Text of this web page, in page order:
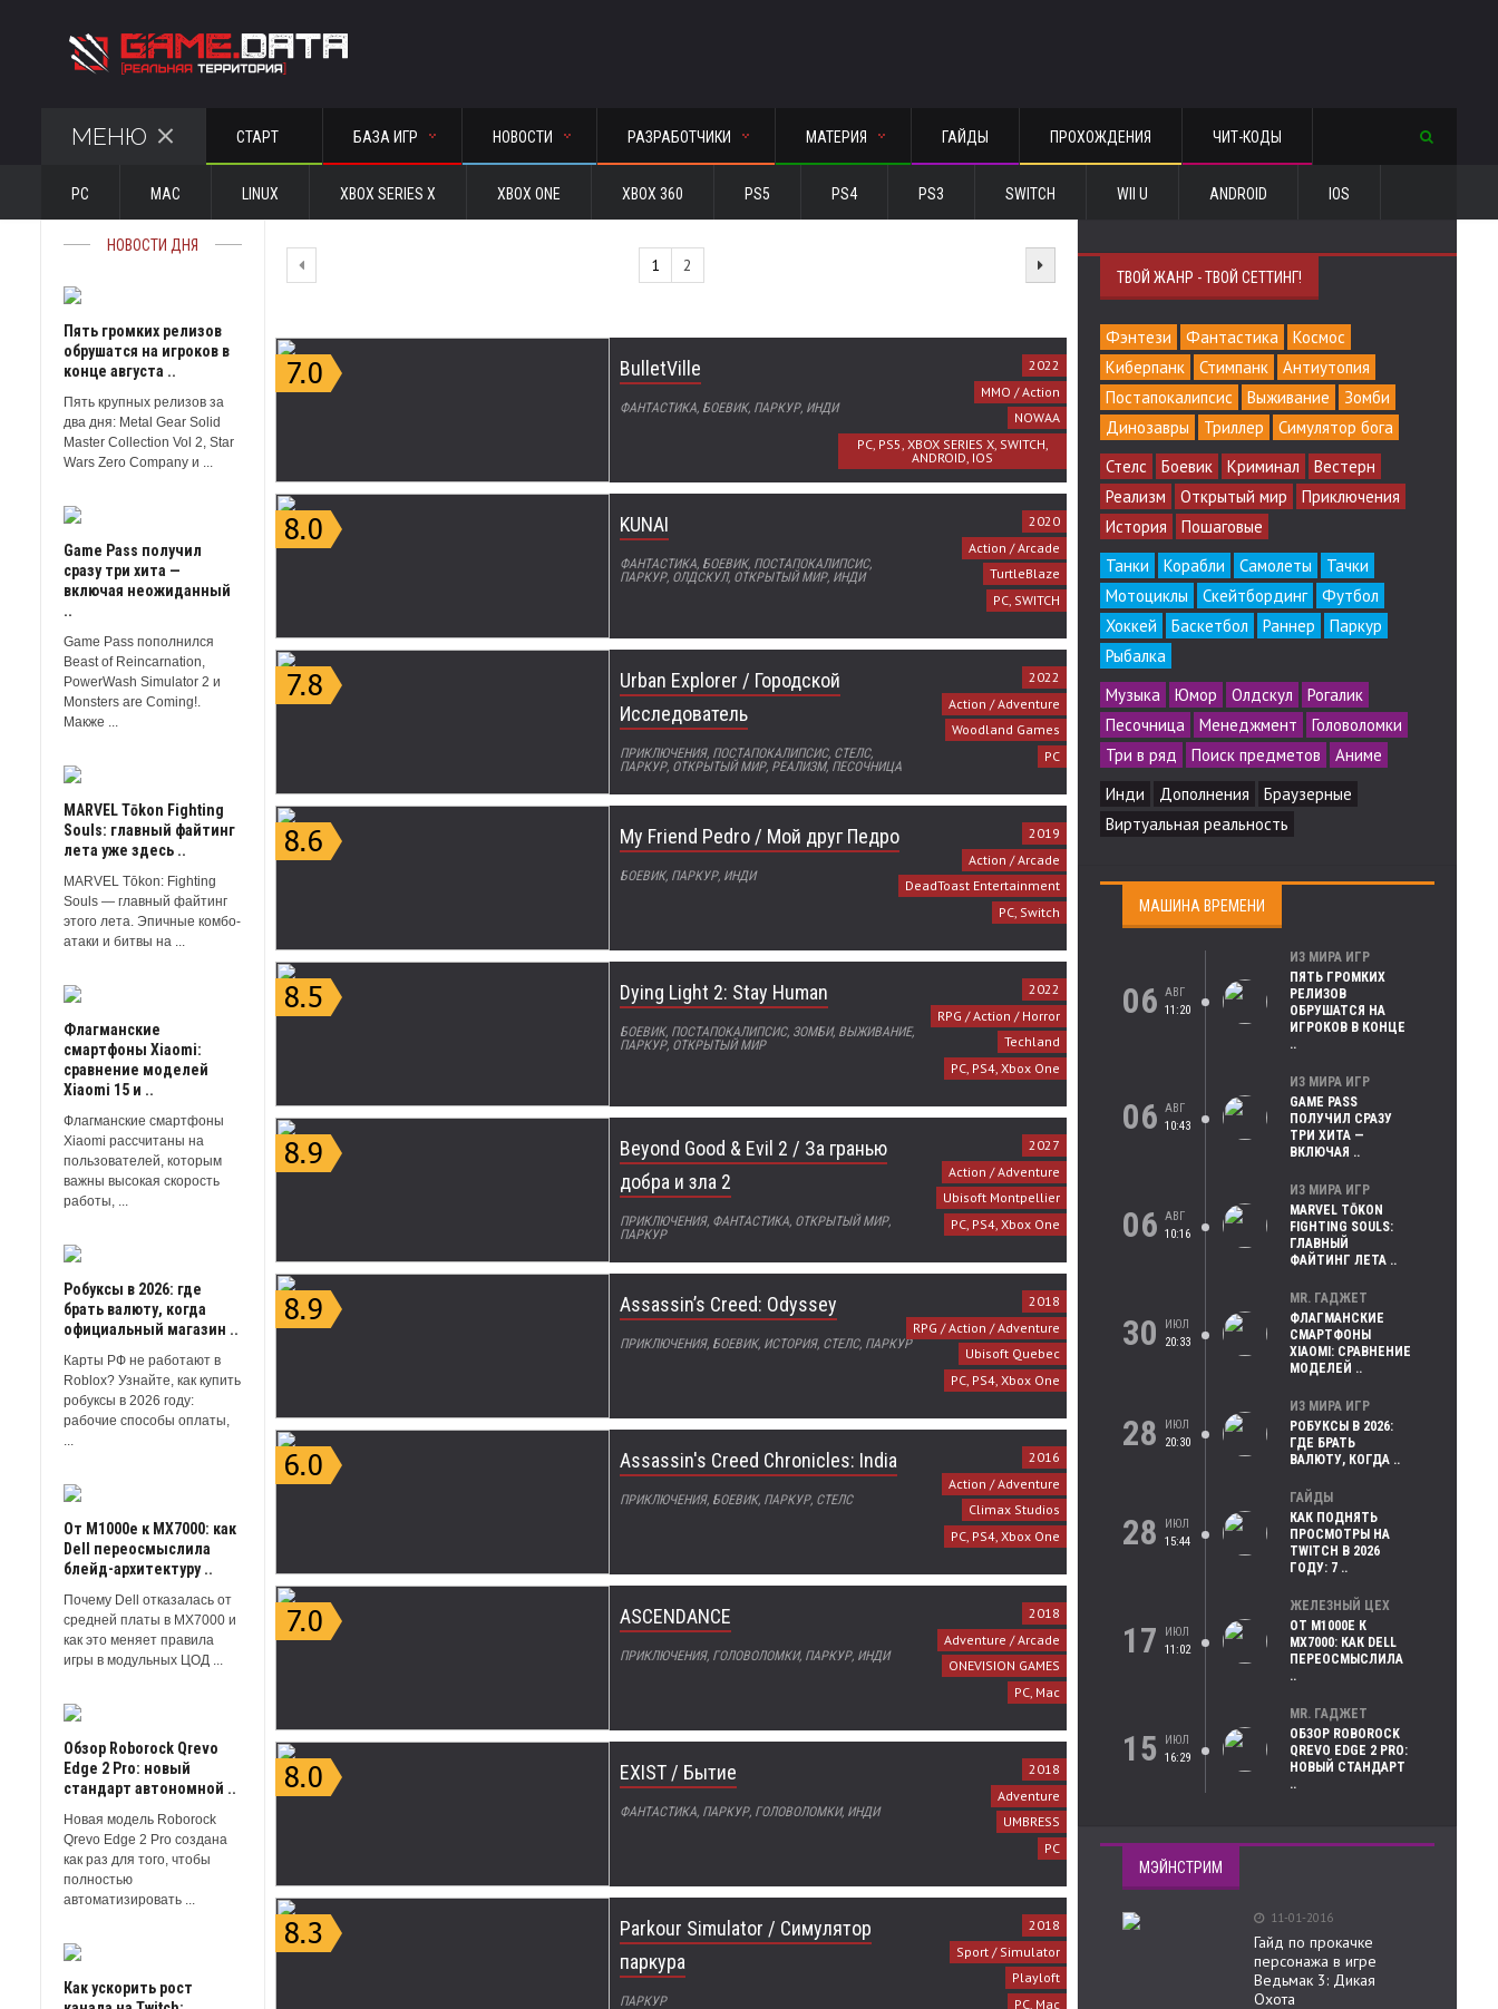
МЕНЮ СТАРТ БАЗА ИГР НОВОСТИ РАЗРАБОТЧИКИ МАТЕРИЯ ГАЙДЫ ПРОХОЖДЕНИЯ ЧИТ-КОДЫ
PC MAC LINUX XBOX SERIES X XBOX ONE XBOX 360 PS5 PS4 PS3 SWITCH WII U ANDROID IOS
НОВОСТИ ДНЯ
Пять громких релизов
обрушатся на игроков в
конце августа ..
Пять крупных релизов за
два дня: Metal Gear Solid
Master Collection Vol 2, Star
Wars Zero Company и ...
Game Pass получил
сразу три хита —
включая неожиданный
..
Game Pass пополнился
Beast of Reincarnation,
PowerWash Simulator 2 и
Monsters are Coming!.
Макже ...
MARVEL Tōkon Fighting
Souls: главный файтинг
лета уже здесь ..
MARVEL Tōkon: Fighting
Souls — главный файтинг
этого лета. Эпичные комбо-
атаки и битвы на ...
Флагманские
смартфоны Xiaomi:
сравнение моделей
Xiaomi 15 и ..
Флагманские смартфоны
Xiaomi рассчитаны на
пользователей, которым
важны высокая скорость
работы, ...
Робуксы в 2026: где
брать валюту, когда
официальный магазин ..
Карты РФ не работают в
Roblox? Узнайте, как купить
робуксы в 2026 году:
рабочие способы оплаты,
...
От M1000e к MX7000: как
Dell переосмыслила
блейд-архитектуру ..
Почему Dell отказалась от
средней платы в MX7000 и
как это меняет правила
игры в модульных ЦОД ...
Обзор Roborock Qrevo
Edge 2 Pro: новый
стандарт автономной ..
Новая модель Roborock
Qrevo Edge 2 Pro создана
как раз для того, чтобы
полностью
автоматизировать ...
Как ускорить рост
1 2
BulletVille
ФАНТАСТИКА, БОЕВИК, ПАРКУР, ИНДИ
2022
MMO / Action
NOWAA
PC, PS5, XBOX SERIES X, SWITCH,
ANDROID, IOS
KUNAI
ФАНТАСТИКА, БОЕВИК, ПОСТАПОКАЛИПСИС,
ПАРКУР, ОЛДСКУЛ, ОТКРЫТЫЙ МИР, ИНДИ
2020
Action / Arcade
TurtleBlaze
PC, SWITCH
Urban Explorer / Городской
Исследователь
ПРИКЛЮЧЕНИЯ, ПОСТАПОКАЛИПСИС, СТЕЛС,
ПАРКУР, ОТКРЫТЫЙ МИР, РЕАЛИЗМ, ПЕСОЧНИЦА
2022
Action / Adventure
Woodland Games
PC
My Friend Pedro / Мой друг Педро
БОЕВИК, ПАРКУР, ИНДИ
2019
Action / Arcade
DeadToast Entertainment
PC, Switch
Dying Light 2: Stay Human
БОЕВИК, ПОСТАПОКАЛИПСИС, ЗОМБИ, ВЫЖИВАНИЕ,
ПАРКУР, ОТКРЫТЫЙ МИР
2022
RPG / Action / Horror
Techland
PC, PS4, Xbox One
Beyond Good & Evil 2 / За гранью
добра и зла 2
ПРИКЛЮЧЕНИЯ, ФАНТАСТИКА, ОТКРЫТЫЙ МИР,
ПАРКУР
2027
Action / Adventure
Ubisoft Montpellier
PC, PS4, Xbox One
Assassin’s Creed: Odyssey
ПРИКЛЮЧЕНИЯ, БОЕВИК, ИСТОРИЯ, СТЕЛС, ПАРКУР
2018
RPG / Action / Adventure
Ubisoft Quebec
PC, PS4, Xbox One
Assassin's Creed Chronicles: India
ПРИКЛЮЧЕНИЯ, БОЕВИК, ПАРКУР, СТЕЛС
2016
Action / Adventure
Climax Studios
PC, PS4, Xbox One
ASCENDANCE
ПРИКЛЮЧЕНИЯ, ГОЛОВОЛОМКИ, ПАРКУР, ИНДИ
2018
Adventure / Arcade
ONEVISION GAMES
PC, Mac
EXIST / Бытие
ФАНТАСТИКА, ПАРКУР, ГОЛОВОЛОМКИ, ИНДИ
2018
Adventure
UMBRESS
PC
Parkour Simulator / Симулятор
паркура
ПАРКУР
2018
Sport / Simulator
Playloft
PC, Mac
ТВОЙ ЖАНР - ТВОЙ СЕТТИНГ!
Фэнтези Фантастика
Космос
Киберпанк
Стимпанк
Антиутопия
Постапокалипсис
Выживание
Зомби
Динозавры
Триллер
Симулятор бога
Стелс
Боевик Криминал
Вестерн
Реализм
Открытый мир
Приключения
История
Пошаговые
Танки
Корабли Самолеты
Тачки
Мотоциклы
Скейтбординг
Футбол
Хоккей
Баскетбол Раннер
Паркур
Рыбалка
Музыка
Юмор Олдскул
Рогалик
Песочница
Менеджмент
Головоломки
Три в ряд
Поиск предметов
Аниме
Инди
Дополнения
Браузерные
Виртуальная реальность
МАШИНА ВРЕМЕНИ
06 АВГ
11:20
ИЗ МИРА ИГР
ПЯТЬ ГРОМКИХ
РЕЛИЗОВ
ОБРУШАТСЯ НА
ИГРОКОВ В КОНЦЕ
..
06 АВГ
10:43
ИЗ МИРА ИГР
GAME PASS
ПОЛУЧИЛ СРАЗУ
ТРИ ХИТА —
ВКЛЮЧАЯ ..
06 АВГ
10:16
ИЗ МИРА ИГР
MARVEL TŌKON
FIGHTING SOULS:
ГЛАВНЫЙ
ФАЙТИНГ ЛЕТА ..
30
ИЮЛ
20:33
MR. ГАДЖЕТ
ФЛАГМАНСКИЕ
СМАРТФОНЫ
XIAOMI: СРАВНЕНИЕ
МОДЕЛЕЙ ..
28
ИЮЛ
20:30
ИЗ МИРА ИГР
РОБУКСЫ В 2026:
ГДЕ БРАТЬ
ВАЛЮТУ, КОГДА ..
28
ИЮЛ
15:44
ГАЙДЫ
КАК ПОДНЯТЬ
ПРОСМОТРЫ НА
TWITCH В 2026
ГОДУ: 7 ..
17
ИЮЛ
11:02
ЖЕЛЕЗНЫЙ ЦЕХ
ОТ M1000E К
MX7000: КАК DELL
ПЕРЕОСМЫСЛИЛА
..
15
ИЮЛ
16:29
MR. ГАДЖЕТ
ОБЗОР ROBOROCK
QREVO EDGE 2 PRO:
НОВЫЙ СТАНДАРТ
..
МЭЙНСТРИМ
11-01-2016
Гайд по прокачке
персонажа в игре
Ведьмак 3: Дикая
Охота